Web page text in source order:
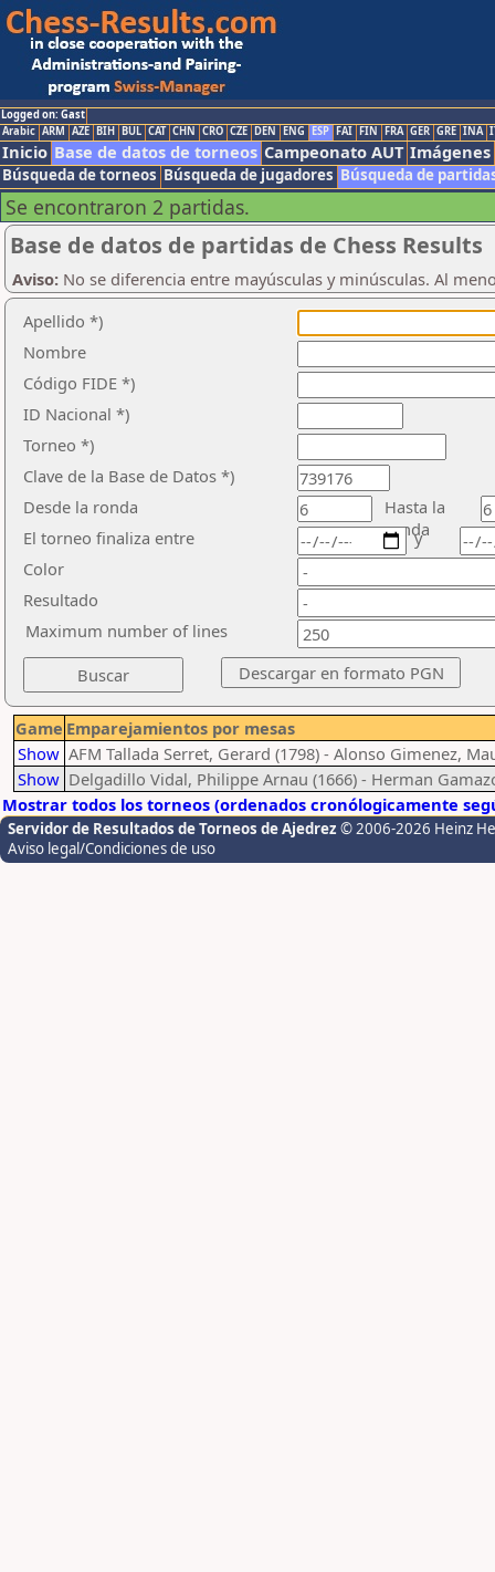
Logged on: Gast
Arabic ARM AZE BIH BUL CAT CHN CRO CZE DEN ENG ESP FAI FIN FRA GER GRE INA
Inicio Base de datos de torneos Campeonato AUT Imágenes
Búsqueda de torneos Búsqueda de jugadores Búsqueda de
Se encontraron 2 partidas.
Base de datos de partidas de Chess Results
Aviso: No se diferencia entre mayúsculas y minúsculas. Al
Apellido *)
Nombre
Código FIDE *)
ID Nacional *)
Torneo *)
Clave de la Base de Datos *)
Desde la ronda
Hasta la
ronda
El torneo finaliza entre
Color
Resultado
y
Maximum number of lines
Game Emparejamientos por mesas
Show AFM Tallada Serret, Gerard (1798) - Alonso Gimenez,
Show Delgadillo Vidal, Philippe Arnau (1666) - Herman
Mostrar todos los torneos (ordenados cronólogicamente
Servidor de Resultados de Torneos de Ajedrez © 2006-2026 Heinz
Aviso legal/Condiciones de uso